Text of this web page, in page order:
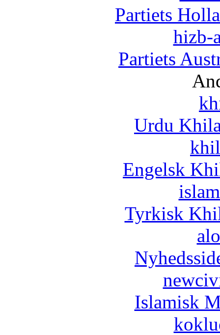
Partiets
hizb-
Partiets
Urdu
Engelsk
Tyrkisk
Islamisk